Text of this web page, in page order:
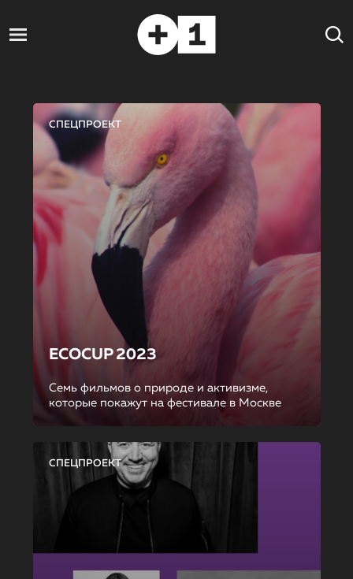
СПЕЦПРОЕКТ
ECOCUP 2023
Семь фильмов о природе и активизме,
которые покажут на фестивале в Москве
СПЕЦПРОЕКТ